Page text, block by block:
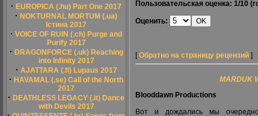
· EUROPICA (.hu) Part One 2017
· NOKTURNAL MORTUM (.ua)
Істина 2017
· VOICE OF RUIN (.ch) Purge and
Purify 2017
· DRAGONFORCE (.uk) Reaching
into Infinity 2017
· AJATTARA (.fi) Lupaus 2017
· HAVAMAL (.se) Call of the North
2017
· DEATHLESS LEGACY (.it) Dance
with Devils 2017
Пользовательская оценка: 1/10
Оценить:
[Обратно на страницу рецензий ]
MARDUK
Blooddawn Productions
Вот и дождались мы